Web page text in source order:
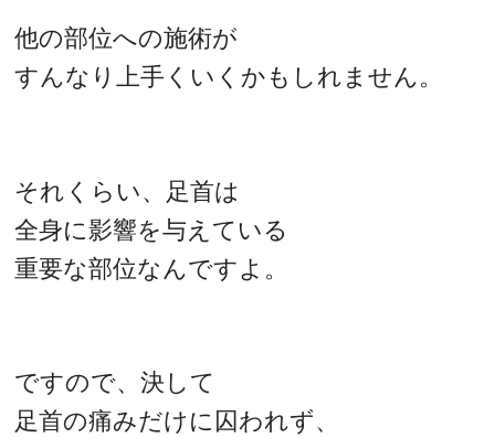
他の部位への施術が
すんなり上手くいくかもしれません。
それくらい、足首は
全身に影響を与えている
重要な部位なんですよ。
ですので、決して
足首の痛みだけに囚われず、